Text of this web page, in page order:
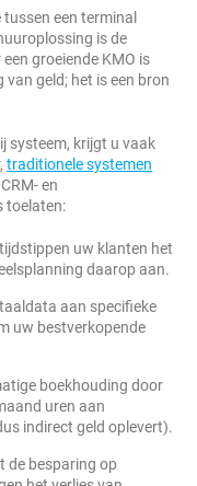
een terminal
is de
een groeiende KMO is
geld; het is een bron
systeem, krijgt u vaak
traditionele systemen
en
toelaten:
uw klanten het
daarop aan.
aan specifieke
uw bestverkopende
boekhouding door
uren aan
indirect geld oplevert).
de besparing op